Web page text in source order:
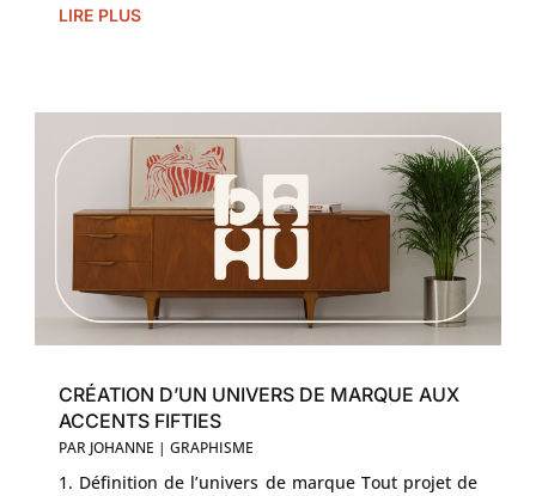
LIRE PLUS
CRÉATION D’UN UNIVERS DE MARQUE AUX
ACCENTS FIFTIES
PAR JOHANNE | GRAPHISME
1. Définition de l’univers de marque Tout projet de